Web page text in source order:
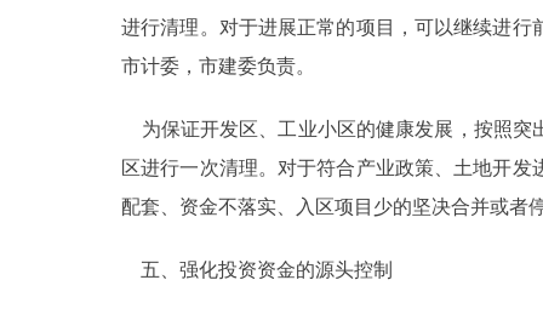
进行清理。对于进展正常的项目，可以继续进
市计委，市建委负责。
为保证开发区、工业小区的健康发展，按照突
区进行一次清理。对于符合产业政策、土地开
配套、资金不落实、入区项目少的坚决合并或者
五、强化投资资金的源头控制